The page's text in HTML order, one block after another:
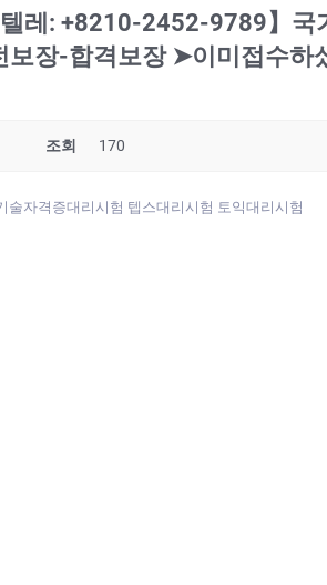
: +8210-2452-9789】국
장-합격보장 ➤이미접수하
조회 170
자격증대리시험 텝스대리시험 토익대리시험